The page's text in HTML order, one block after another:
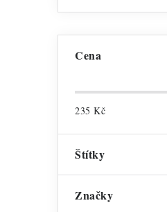
Cena
235 Kč
Štítky
Značky